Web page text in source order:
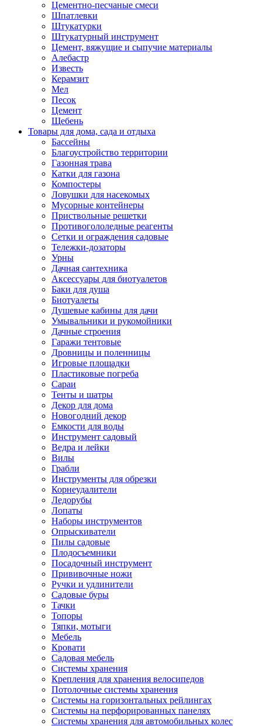
Цементно-песчаные смеси
Шпатлевки
Штукатурки
Штукатурный инструмент
Цемент, вяжущие и сыпучие материалы
Алебастр
Известь
Керамзит
Мел
Песок
Цемент
Щебень
Товары для дома, сада и отдыха
Бассейны
Благоустройство территории
Газонная трава
Катки для газона
Компостеры
Ловушки для насекомых
Мусорные контейнеры
Приствольные решетки
Противогололедные реагенты
Сетки и ограждения садовые
Тележки-дозаторы
Урны
Дачная сантехника
Аксессуары для биотуалетов
Баки для душа
Биотуалеты
Душевые кабины для дачи
Умывальники и рукомойники
Дачные строения
Гаражи тентовые
Дровницы и поленницы
Игровые площадки
Пластиковые погреба
Сараи
Тенты и шатры
Декор для дома
Новогодний декор
Емкости для воды
Инструмент садовый
Ведра и лейки
Вилы
Грабли
Инструменты для обрезки
Корнеудалители
Ледорубы
Лопаты
Наборы инструментов
Опрыскиватели
Пилы садовые
Плодосъемники
Посадочный инструмент
Прививочные ножи
Ручки и удлинители
Садовые буры
Тачки
Топоры
Тяпки, мотыги
Мебель
Кровати
Садовая мебель
Системы хранения
Крепления для хранения велосипедов
Потолочные системы хранения
Системы на горизонтальных рейлингах
Системы на перфорированных панелях
Системы хранения для автомобильных колес